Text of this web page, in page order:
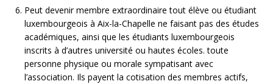
Peut devenir membre extraordinaire tout élève ou étudiant
luxembourgeois à Aix-la-Chapelle ne faisant pas des études
académiques, ainsi que les étudiants luxembourgeois
inscrits à d’autres université ou hautes écoles. toute
personne physique ou morale sympatisant avec
l’association. Ils payent la cotisation des membres actifs,